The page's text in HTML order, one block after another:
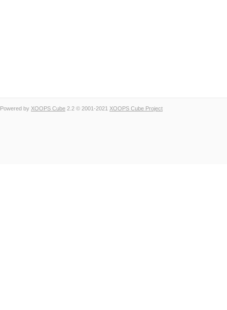
Powered by XOOPS Cube 2.2 © 2001-2021 XOOPS Cube Project